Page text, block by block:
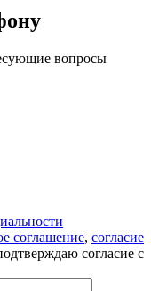
вопросы
соглашение, согласие
согласие с